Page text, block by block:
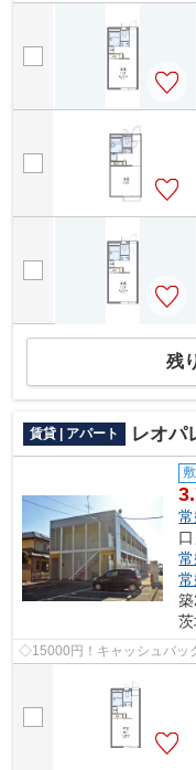
残
賃貸 | アパート レオパ
◇15000円！キャッシュバッ